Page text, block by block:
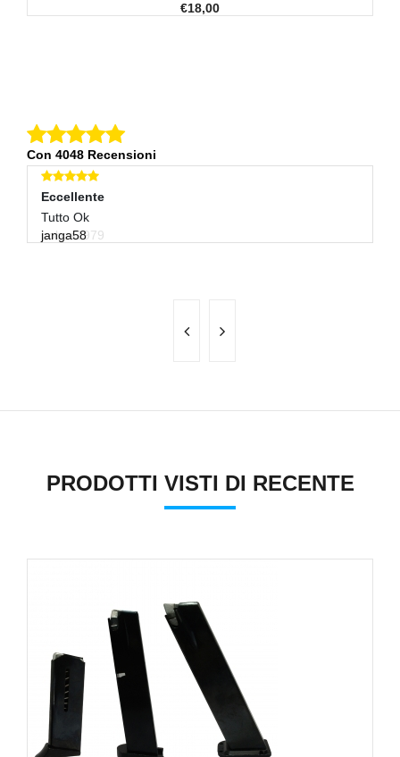
€18,00
Con 4048 Recensioni
Eccellente
Tutto Ok
bobos1979
Eccellente
Tutto Ok
janga58
PRODOTTI VISTI DI RECENTE